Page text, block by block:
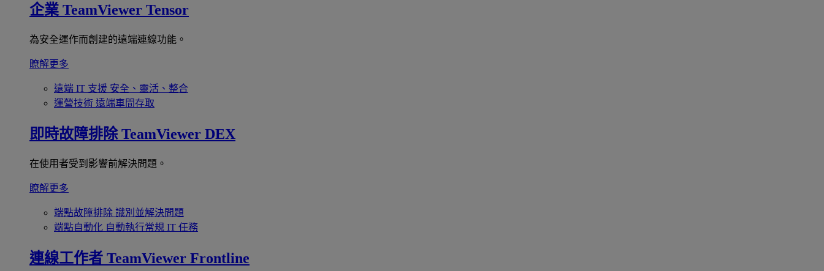
企業 TeamViewer Tensor
為安全運作而創建的遠端連線功能。
瞭解更多
遠端 IT 支援 安全、靈活、整合
運營技術 遠端車間存取
即時故障排除 TeamViewer DEX
在使用者受到影響前解決問題。
瞭解更多
端點故障排除 識別並解決問題
端點自動化 自動執行常規 IT 任務
連線工作者 TeamViewer Frontline